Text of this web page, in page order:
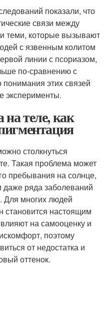
показали, что
связи между
теми, которые вызывают
с язвенным колитом
линии с псориазом,
по-сравнению с
этих связей
эксперименты.
теле, как
столкнуться
Такая проблема может
пребывания на солнце,
даже ряда заболеваний
Для многих людей
становится настоящим
на самооценку и
поэтому
от недостатка и
оттенок.